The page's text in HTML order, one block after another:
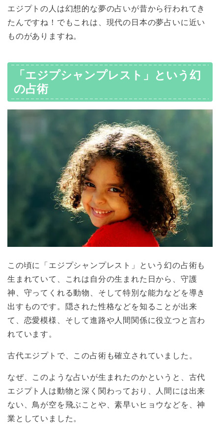
エジプトの人は幻想的な夢の占いが昔から行われてき
たんですね！でもこれは、現代の日本の夢占いに近い
ものがありますね。
「エジプシャンプレスト」という幻
の占術
この頃に「エジプシャンプレスト」という幻の占術も
生まれていて、これは自分の生まれた日から、守護
神、守ってくれる動物、そして特別な能力などを導き
出すものです。隠された性格などを知ることが出来
て、恋愛模様、そして進路や人間関係に役立つと言わ
れています。
古代エジプトで、この占術も確立されていました。
なぜ、このような占いが生まれたのかというと、古代
エジプト人は動物と深く関わっており、人間には出来
ない、鳥が空を飛ぶことや、素早いヒョウなどを、神
業としていました。